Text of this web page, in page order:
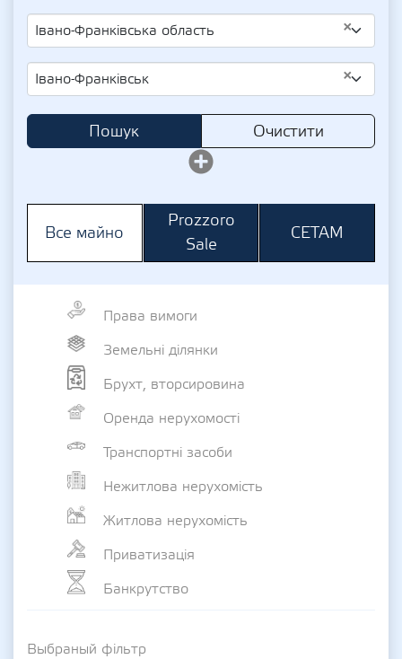
×
Івано-Франківська область
×
Івано-Франківськ
Пошук Очистити
Все майно
Prozzoro
Sale
СЕТАМ
Права вимоги
Земельні ділянки
Брухт, вторсировина
Оренда нерухомості
Транспортні засоби
Нежитлова нерухомість
Житлова нерухомість
Приватизація
Банкрутство
Выбраный фільтр